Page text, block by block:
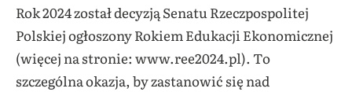
Rok 2024 został decyzją Senatu Rzeczpospolitej
Polskiej ogłoszony Rokiem Edukacji Ekonomicznej
(więcej na stronie: www.ree2024.pl). To
szczególna okazja, by zastanowić się nad